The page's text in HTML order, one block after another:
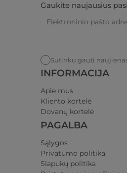
Gaukite naujausius
Sutinku gauti
INFORMACIJA
Apie mus
Kliento kortelė
Dovanų kortelė
PAGALBA
Sąlygos
Privatumo politika​
Slapukų politika